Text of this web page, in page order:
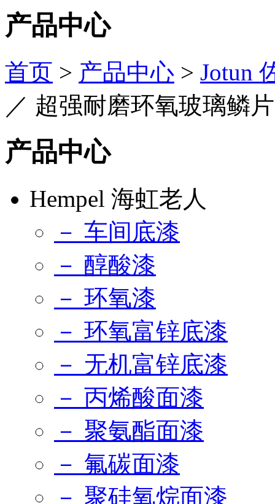
产品中心
首页 > 产品中心 > Jotun
／ 超强耐磨环氧玻璃鳞
产品中心
Hempel 海虹老人
－ 车间底漆
－ 醇酸漆
－ 环氧漆
－ 环氧富锌底漆
－ 无机富锌底漆
－ 丙烯酸面漆
－ 聚氨酯面漆
－ 氟碳面漆
－ 聚硅氧烷面漆